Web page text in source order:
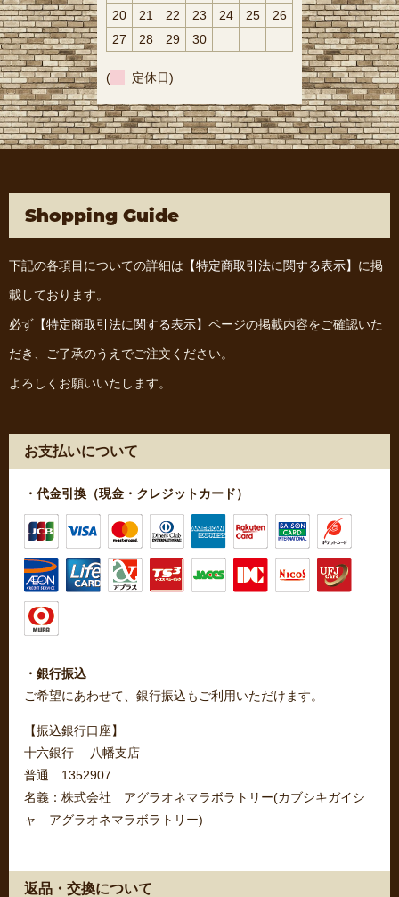
20 21 22 23 24 25
26
27
28 29 30
( 定休日)
Shopping Guide
下記の各項目についての詳細は 【特定商取引法に関する表示】 に掲
載しております。
必ず 【特定商取引法に関する表示】 ページの掲載内容をご確認いた
だき、ご了承のうえでご注文ください。
よろしくお願いいたします。
お支払いについて
・代金引換（現金・クレジットカード）
・銀行振込
ご希望にあわせて、銀行振込もご利用いただけます。
【振込銀行口座】
十六銀行 八幡支店
普通 1352907
名義：株式会社 アグラオネマラボラトリー(カブシキガイシ
ャ アグラオネマラボラトリー)
返品・交換について